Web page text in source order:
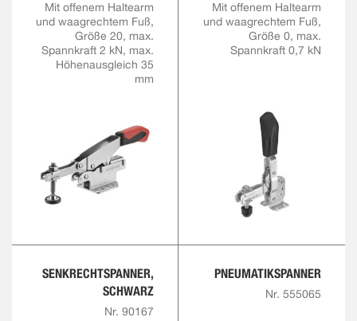
Mit offenem Haltearm
und waagrechtem Fuß,
Größe 20, max.
Spannkraft 2 kN, max.
Höhenausgleich 35
mm
Mit offenem Haltearm
und waagrechtem Fuß,
Größe 0, max.
Spannkraft 0,7 kN
SENKRECHTSPANNER,
SCHWARZ
Nr. 90167
PNEUMATIKSPANNER
Nr. 555065